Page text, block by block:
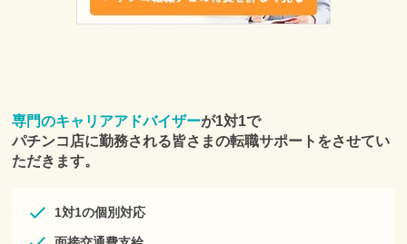
専門のキャリアアドバイザーが1対1で
パチンコ店に勤務される皆さまの転職サポートをさせてい
ただきます。
1対1の個別対応